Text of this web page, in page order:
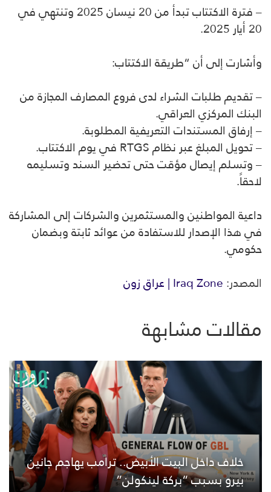
– فترة الاكتتاب تبدأ من 20 نيسان 2025 وتنتهي في
20 أيار 2025.
وأشارت إلى أن “طريقة الاكتتاب:
– تقديم طلبات الشراء لدى فروع المصارف المجازة من
البنك المركزي العراقي.
– إرفاق المستندات التعريفية المطلوبة.
– تحويل المبلغ عبر نظامRTGSفي يوم الاكتتاب.
– وتسلم إيصال مؤقت حتى تحضير السند وتسليمه
لاحقاً.
داعية المواطنين والمستثمرين والشركات إلى المشاركة
في هذا الإصدار للاستفادة من عوائد ثابتة وبضمان
حكومي.
المصدر:Iraq Zone | عراق زون
مقالات مشابهة
خلاف داخل البيت الأبيض.. ترامب يهاجم جانين
بيرو بسبب “بركة لينكولن”